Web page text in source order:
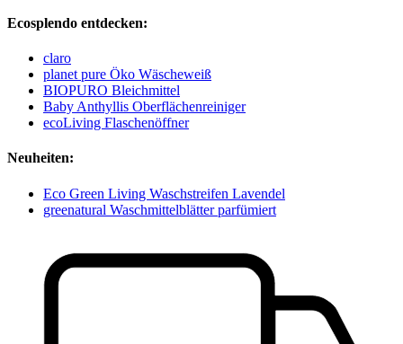
Ecosplendo entdecken:
claro
planet pure Öko Wäscheweiß
BIOPURO Bleichmittel
Baby Anthyllis Oberflächenreiniger
ecoLiving Flaschenöffner
Neuheiten:
Eco Green Living Waschstreifen Lavendel
greenatural Waschmittelblätter parfümiert